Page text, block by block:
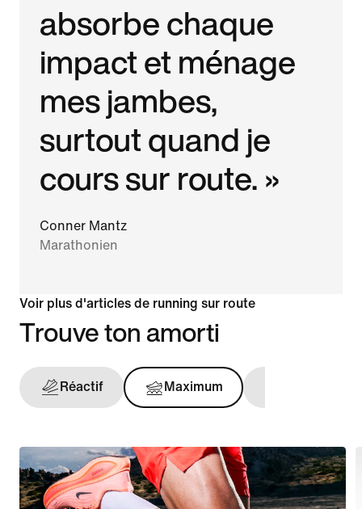
absorbe chaque
impact et ménage
mes jambes,
surtout quand je
cours sur route. »
Conner Mantz
Marathonien
Voir plus d'articles de running sur route
Trouve ton amorti
Réactif Maximum